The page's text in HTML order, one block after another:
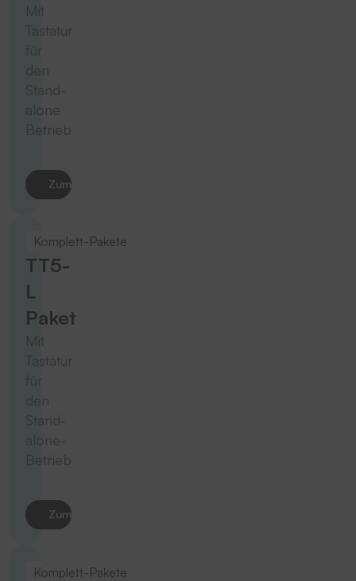
Mit
Tastatur
für
den
Stand-
alone
Betrieb
Zum Produkt
Komplett-Pakete
TT5-
L
Paket
Mit
Tastatur
für
den
Stand-
alone-
Betrieb
Zum Produkt
Komplett-Pakete